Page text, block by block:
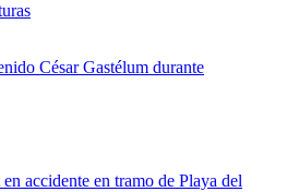
César Gastélum durante
accidente en tramo de Playa del